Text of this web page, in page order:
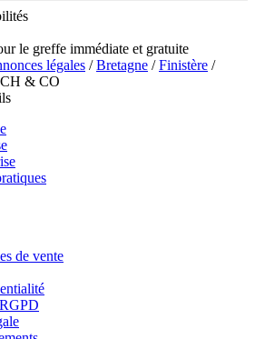
le greffe immédiate et gratuite
légales /Bretagne /Finistère /
& CO
de vente